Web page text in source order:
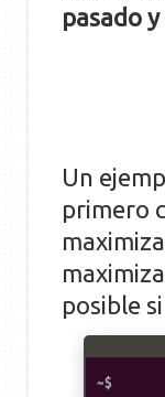
pasado
Un
primero
posible